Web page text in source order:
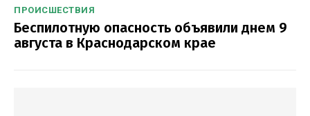
ПРОИСШЕСТВИЯ
Беспилотную опасность объявили днем 9
августа в Краснодарском крае